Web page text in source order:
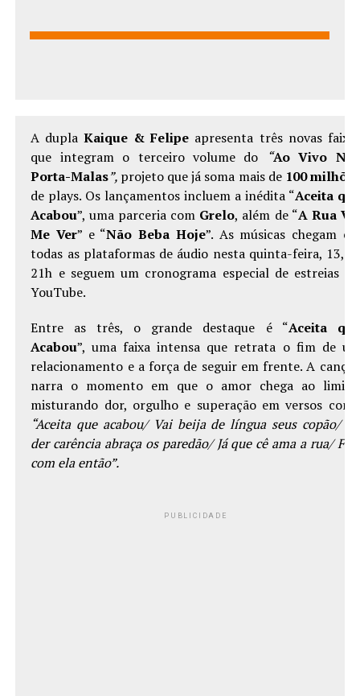
A duplaKaique & Felipe apresenta três novas faixas
que integram o terceiro volume do
“Ao Vivo Nos
Porta-Malas”, projeto que já soma mais de 100 milhões
de plays. Os lançamentos incluem a inédita “Aceita que
Acabou”, uma parceria com Grelo, além de “A Rua Vai
Me Ver” e “Não Beba Hoje”. As músicas chegam em
todas as plataformas de áudio nesta quinta-feira, 13,
21h e seguem um cronograma especial de estreias no
YouTube.
Entre as três, o grande destaque é “Aceita que
Acabou”, uma faixa intensa que retrata o fim de um
relacionamento e a força de seguir em frente. A canção
narra o momento em que o amor chega ao limite,
misturando dor, orgulho e superação em versos como
“Aceita que acabou/ Vai beija de língua seus copão/ Cê
der carência abraça os paredão/ Já que cê ama a rua/ Fica
com ela então”.
PUBLICIDADE